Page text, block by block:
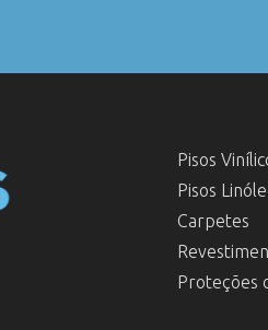
Pisos
Pisos
Carpetes
Proteções